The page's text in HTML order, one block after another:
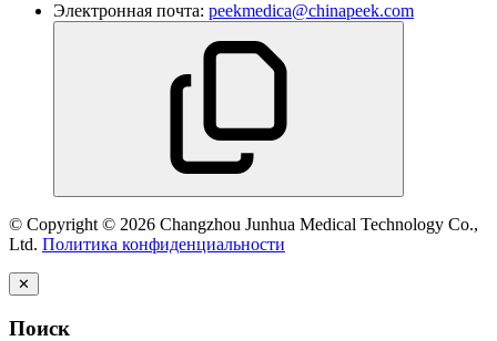
Электронная почта: peekmedica@chinapeek.com
© Copyright © 2026 Changzhou Junhua Medical Technology Co.,
Ltd. Политика конфиденциальности
✕
Поиск